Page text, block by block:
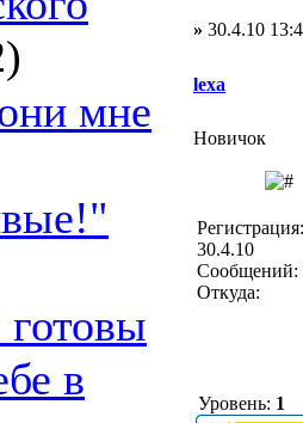
мне
в
» 30.4.10
lexa
Новичок
Регистрация:
30.4.10
Сообщений:
Откуда:
Уровень: 1